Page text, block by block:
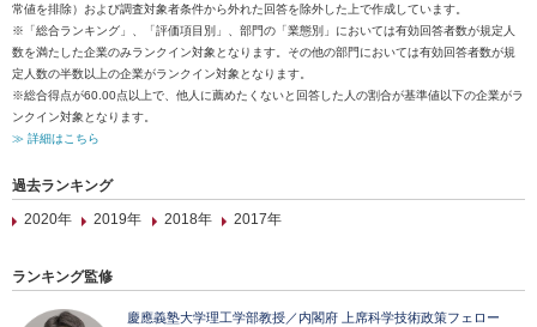
常値を排除）および調査対象者条件から外れた回答を除外した上で作成しています。
※「総合ランキング」、「評価項目別」、部門の「業態別」においては有効回答者数が規定人
数を満たした企業のみランクイン対象となります。その他の部門においては有効回答者数が規
定人数の半数以上の企業がランクイン対象となります。
※総合得点が60.00点以上で、他人に薦めたくないと回答した人の割合が基準値以下の企業がラ
ンクイン対象となります。
≫ 詳細はこちら
過去ランキング
2020年
2019年 2018年 2017年
ランキング監修
慶應義塾大学理工学部教授／内閣府 上席科学技術政策フェロー